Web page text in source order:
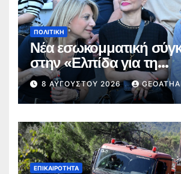
ΠΟΛΙΤΙΚΉ
Νέα εσωκομματική
στην «Ελπίδα για τη
Δημοκρατία»
8 ΑΥΓΟΎΣΤΟΥ 2026
ΕΠΙΚΑΙΡΌΤΗΤΑ